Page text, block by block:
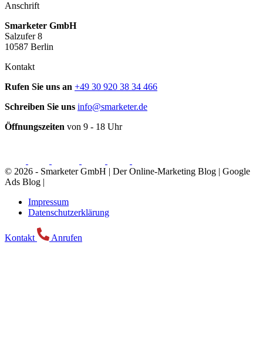
Anschrift
Smarketer GmbH
Salzufer 8
10587 Berlin
Kontakt
Rufen Sie uns an +49 30 920 38 34 466
Schreiben Sie uns info@smarketer.de
Öffnungszeiten von 9 - 18 Uhr
© 2026 - Smarketer GmbH | Der Online-Marketing Blog | Google
Ads Blog |
Impressum
Datenschutzerklärung
Kontakt Anrufen